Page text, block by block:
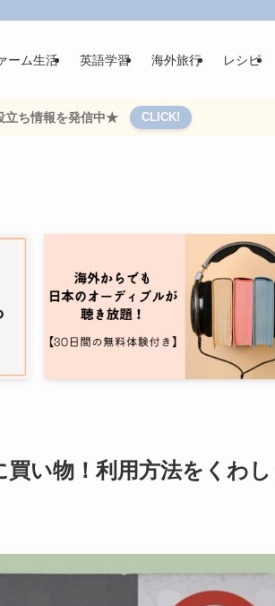
ーム生活 英語学習 海外旅行 レシピ
立ち情報を発信中★ CLICK!
買い物！利用方法をくわ